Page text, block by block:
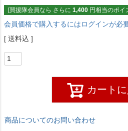
[買援隊会員なら さらに 1,400 円相当のポイ
会員価格で購入するにはログインが必
送料込
カート
商品についてのお問い合わせ